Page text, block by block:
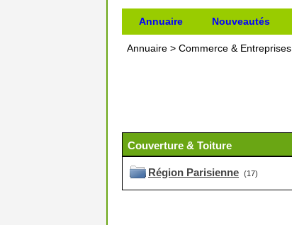
Annuaire Nouveautés
Annuaire > Commerce & Entreprises
Couverture & Toiture
Région Parisienne (17)